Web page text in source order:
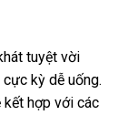
tuyệt vời
kỳ dễ uống.
kết hợp với các